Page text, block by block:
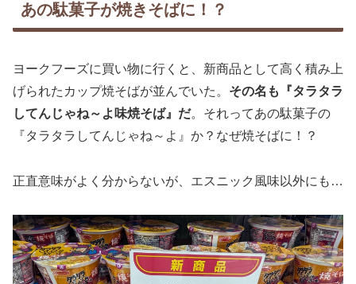
あの駄菓子が焼きそばに！？
ヨークフーズに買い物に行くと、新商品として高く積み上
げられたカップ焼そばが並んでいた。 その名も『タラタラ
してんじゃね～よ味焼そば』だ。それってあの駄菓子の
『タラタラしてんじゃね～よ』か？なぜ焼そばに！？
正直意味がよく分からないが、エスニック風味以外にも…